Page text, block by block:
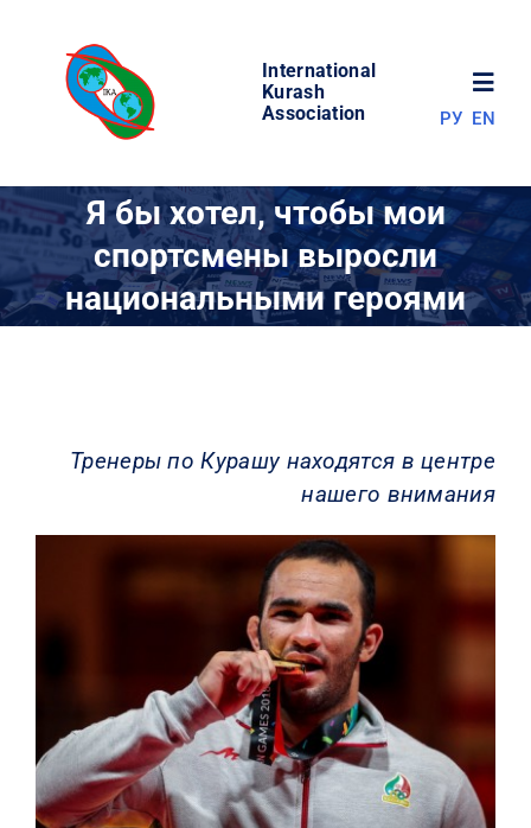
content
International
Kurash
Association
МИР КУРАША
РУ EN
Я бы хотел, чтобы мои
спортсмены выросли
национальными героями
Тренеры по Курашу находятся в центре
нашего внимания